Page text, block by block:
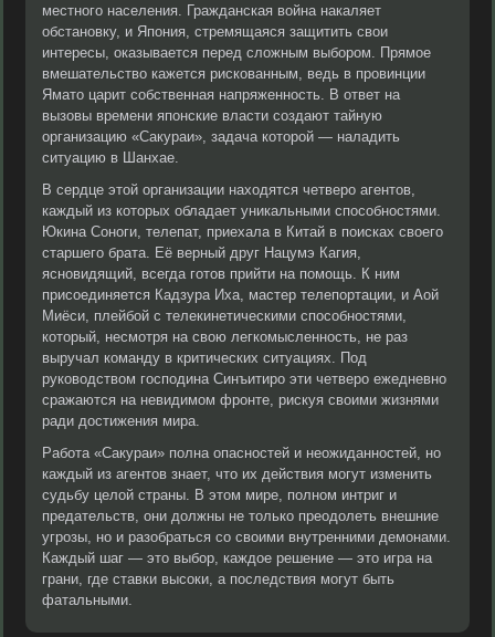
местного населения. Гражданская война накаляет
обстановку, и Япония, стремящаяся защитить свои
интересы, оказывается перед сложным выбором. Прямое
вмешательство кажется рискованным, ведь в провинции
Ямато царит собственная напряженность. В ответ на
вызовы времени японские власти создают тайную
организацию «Сакураи», задача которой — наладить
ситуацию в Шанхае.
В сердце этой организации находятся четверо агентов,
каждый из которых обладает уникальными способностями.
Юкина Соноги, телепат, приехала в Китай в поисках своего
старшего брата. Её верный друг Нацумэ Кагия,
ясновидящий, всегда готов прийти на помощь. К ним
присоединяется Кадзура Иха, мастер телепортации, и Аой
Миёси, плейбой с телекинетическими способностями,
который, несмотря на свою легкомысленность, не раз
выручал команду в критических ситуациях. Под
руководством господина Синъитиро эти четверо ежедневно
сражаются на невидимом фронте, рискуя своими жизнями
ради достижения мира.
Работа «Сакураи» полна опасностей и неожиданностей, но
каждый из агентов знает, что их действия могут изменить
судьбу целой страны. В этом мире, полном интриг и
предательств, они должны не только преодолеть внешние
угрозы, но и разобраться со своими внутренними демонами.
Каждый шаг — это выбор, каждое решение — это игра на
грани, где ставки высоки, а последствия могут быть
фатальными.